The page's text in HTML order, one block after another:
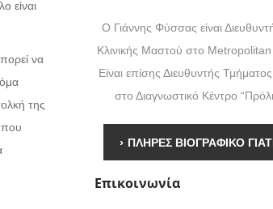
Συρίγγιο μαστού
Εξέλιξη και
Ψυχολογικά και
οικογενειακά
είναι
να
της
που
Ο Γιάννης Φύσσας είναι
Κλινικής Μαστού στο Metropolitan
Είναι επίσης Διευθυντής
στο Διαγνωστικό Κέντρο
› ΠΛΗΡΕΣ ΒΙΟΓΡΑΦΙΚΟ
Επικοινωνία